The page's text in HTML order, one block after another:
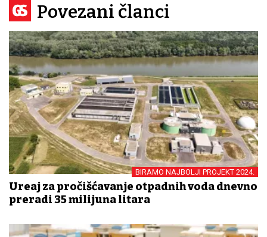
Povezani članci
BIRAMO NAJBOLJI PROJEKT 2024.
Uređaj za pročišćavanje otpadnih voda dnevno
preradi 35 milijuna litara